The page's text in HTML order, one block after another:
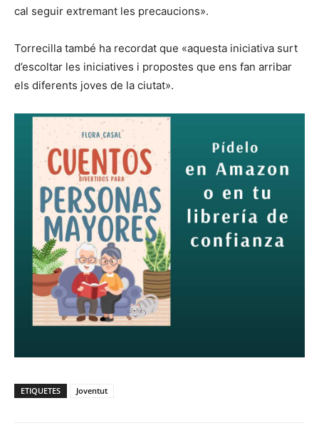
cal seguir extremant les precaucions».
Torrecilla també ha recordat que «aquesta iniciativa surt
d’escoltar les iniciatives i propostes que ens fan arribar
els diferents joves de la ciutat».
ETIQUETES Joventut